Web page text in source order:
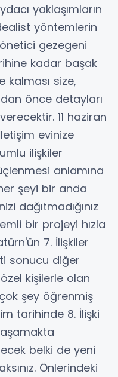
yaklaşımların
yöntemlerin
gezegeni
kadar başak
kalması size,
önce detayları
11 haziran
evinize
ilişkiler
anlamına
şeyi bir anda
dağıtmadığınız
bir projeyi hızla
7. İlişkiler
sonucu diğer
kişilerle olan
şey öğrenmiş
tarihinde 8. İlişki
belki de yeni
Önlerindeki